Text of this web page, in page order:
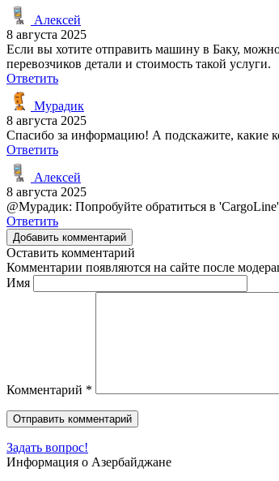
Алексей
8 августа 2025
Если вы хотите отправить машину в Баку,
перевозчиков детали и стоимость такой услуги.
Ответить
Мурадик
8 августа 2025
Спасибо за информацию! А подскажите, какие
Ответить
Алексей
8 августа 2025
@Мурадик: Попробуйте обратиться в
Ответить
Добавить комментарий
Оставить комментарий
Комментарии появляются на сайте после
Имя
Комментарий *
Задать вопрос!
Информация о Азербайджане